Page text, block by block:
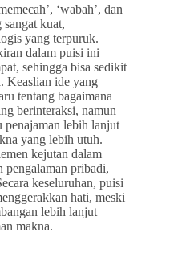
‘wabah’, dan
sangat kuat,
yang terpuruk.
dalam puisi ini
sehingga bisa sedikit
Keaslian ide yang
tentang bagaimana
berinteraksi, namun
penajaman lebih lanjut
yang lebih utuh.
kejutan dalam
pengalaman pribadi,
keseluruhan, puisi
hati, meski
lebih lanjut
makna.